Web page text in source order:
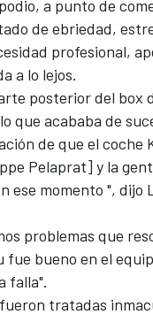
a punto de
de ebriedad,
profesional,
a lo lejos.
posterior del box
que acababa de
de que el
Pelaprat] y la
ese momento ",
problemas que
bueno en el
falla".
tratadas